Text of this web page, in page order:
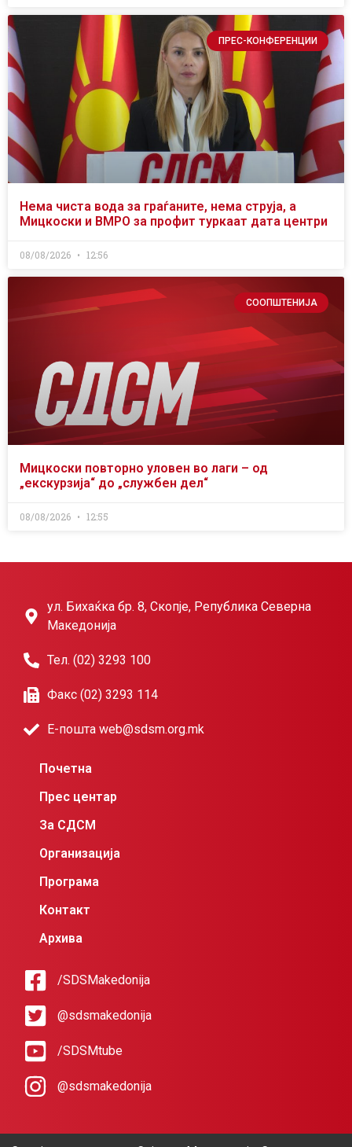
ПРЕС-КОНФЕРЕНЦИИ
Нема чиста вода за граѓаните, нема струја, а
Мицкоски и ВМРО за профит туркаат дата центри
08/08/2026 12:56
СООПШТЕНИЈА
Мицкоски повторно уловен во лаги – од
„екскурзија“ до „службен дел“
08/08/2026 12:55
ул. Бихаќка бр. 8, Скопје, Република Северна
Македонија
Тел. (02) 3293 100
Факс (02) 3293 114
Е-пошта web@sdsm.org.mk
Почетна
Прес центар
За СДСМ
Организација
Програма
Контакт
Архива
/SDSMakedonija
@sdsmakedonija
/SDSMtube
@sdsmakedonija